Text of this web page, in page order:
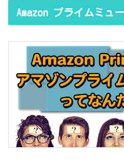
Amazon プライムミュ